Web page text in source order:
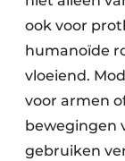
ook voor
humanoïde
vloeiend.
voor armen
bewegingen
gebruiken